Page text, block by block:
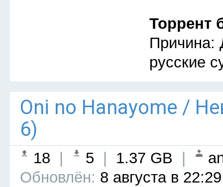
Торрент
Причина:
русские
Oni no Hanayome /
6)
18 5 1.37 GB
Обновлён: 8 августа в 22:29